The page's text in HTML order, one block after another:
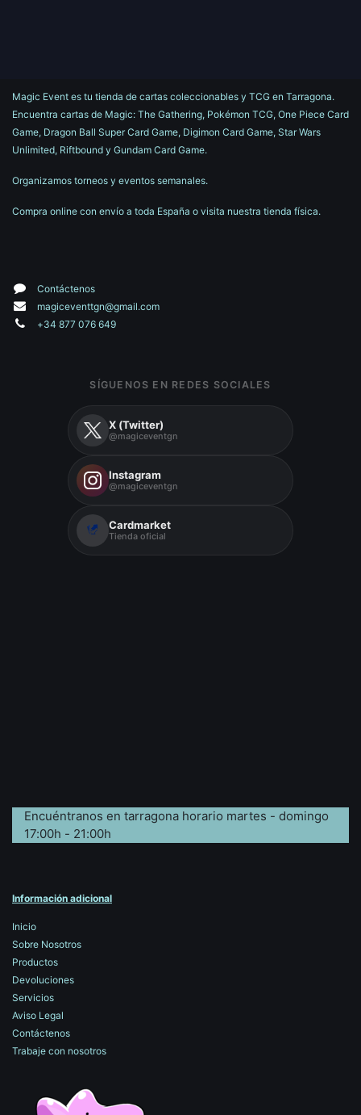
Magic Event es tu tienda de cartas coleccionables y TCG en Tarragona.
Encuentra cartas de Magic: The Gathering, Pokémon TCG, One Piece Card
Game, Dragon Ball Super Card Game, Digimon Card Game, Star Wars
Unlimited, Riftbound y Gundam Card Game.
Organizamos torneos y eventos semanales.
Compra online con envío a toda España o visita nuestra tienda física.
Contáctenos
magiceventtgn@gmail.com
+34 877 076 649
SÍGUENOS EN REDES SOCIALES
X (Twitter)
@magiceventgn
Instagram
@magiceventgn
Cardmarket
Tienda oficial
Encuéntranos en tarragona horario martes - domingo
17:00h - 21:00h
Información adicional
Inicio
Sobre Nosotros
Productos
Devoluciones
Servicios
Aviso Legal
Contáctenos
Trabaje con nosotros